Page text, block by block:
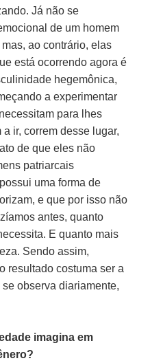
Já não se
de um homem
ao contrário, elas
está ocorrendo agora é
hegemônica,
a experimentar
para lhes
ir, correm desse lugar,
de que eles não
patriarcais
uma forma de
e que por isso não
antes, quanto
E quanto mais
Sendo assim,
resultado costuma ser a
observa diariamente,
imagina em